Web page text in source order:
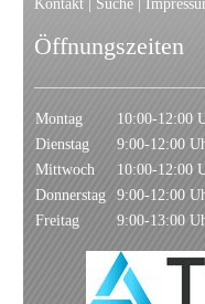
Kontakt Suche
Öffnungszeiten
Montag
10:00-12:00
Dienstag
9:00-12:00
Mittwoch
10:00-12:00
Donnerstag
9:00-12:00
Freitag
9:00-13:00